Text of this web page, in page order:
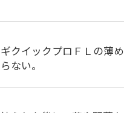
クイックプロＦＬの薄
ない。